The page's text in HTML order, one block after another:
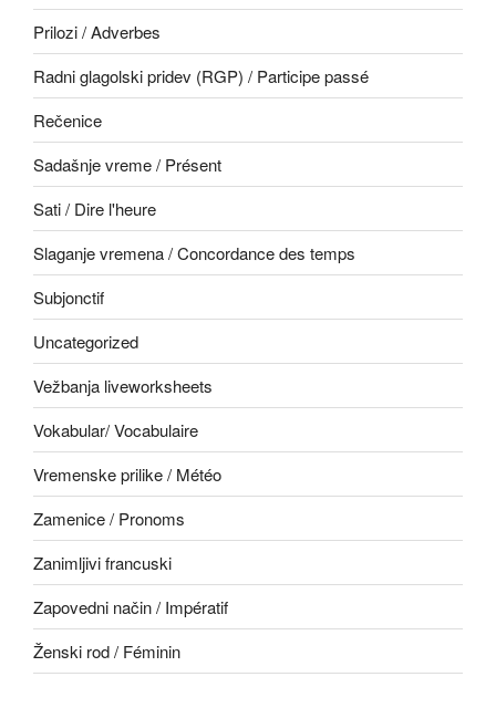
Prilozi / Adverbes
Radni glagolski pridev (RGP) / Participe passé
Rečenice
Sadašnje vreme / Présent
Sati / Dire l'heure
Slaganje vremena / Concordance des temps
Subjonctif
Uncategorized
Vežbanja liveworksheets
Vokabular/ Vocabulaire
Vremenske prilike / Météo
Zamenice / Pronoms
Zanimljivi francuski
Zapovedni način / Impératif
Ženski rod / Féminin